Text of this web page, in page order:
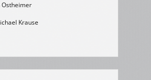
Krause